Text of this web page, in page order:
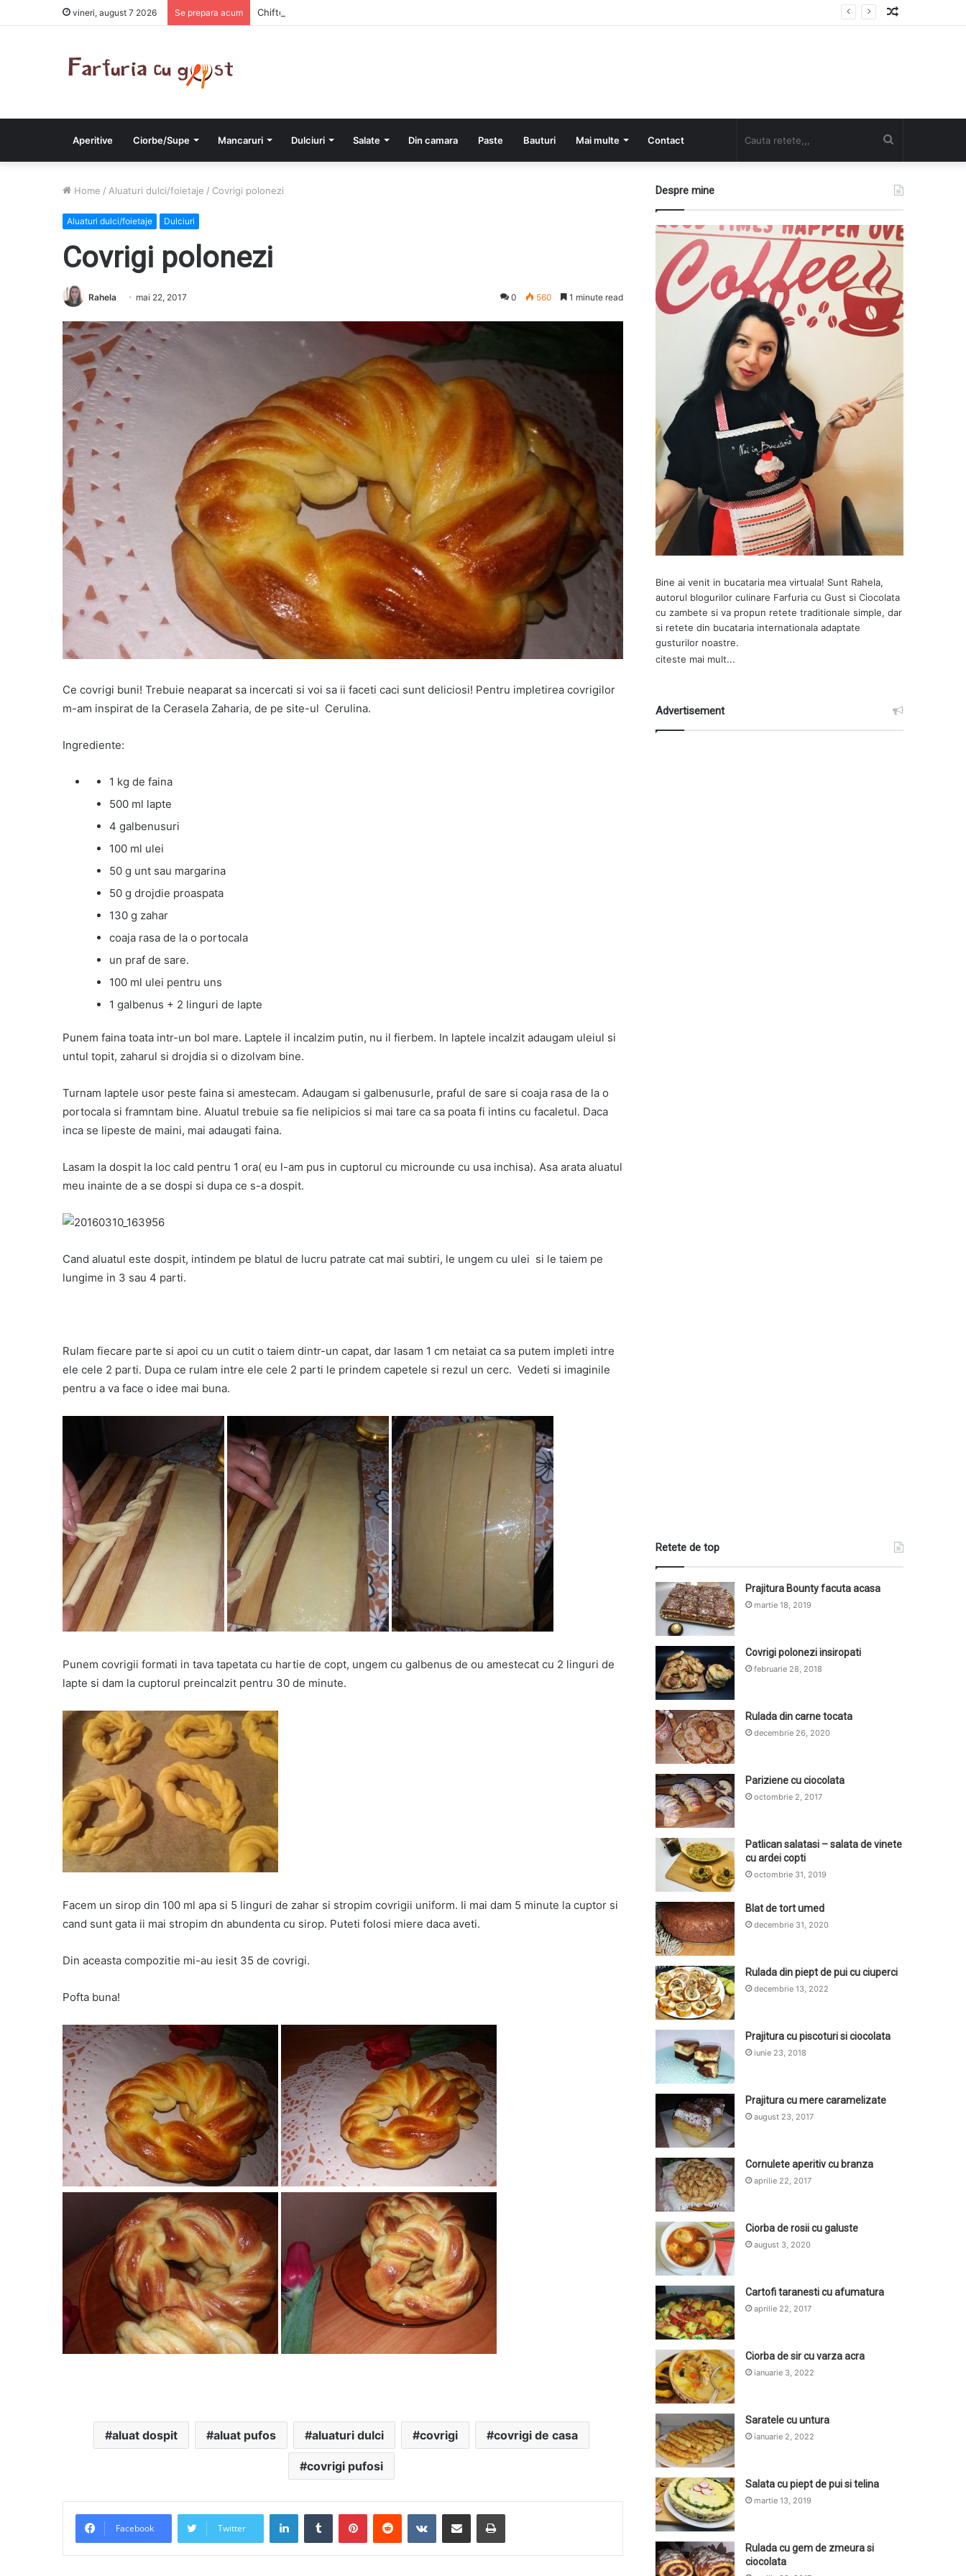
vineri, august 7 2026 Se prepara acum Chiftelute cu cartofi si smantana la cuptor
Aperitive Ciorbe/Supe Mancaruri Dulciuri Salate Din camara Paste Bauturi Mai multe Contact
retete,,,
Home / Aluaturi dulci/foietaje / Covrigi polonezi
Aluaturi dulci/foietaje Dulciuri
Covrigi polonezi
Rahela mai 22, 2017 0 560 1 minute read
Ce covrigi buni! Trebuie neaparat sa incercati si voi sa ii faceti caci sunt deliciosi! Pentru impletirea covrigilor
m-am inspirat de la Cerasela Zaharia, de pe site-ul Cerulina.
Ingrediente:
1 kg de faina
500 ml lapte
4 galbenusuri
100 ml ulei
50 g unt sau margarina
50 g drojdie proaspata
130 g zahar
coaja rasa de la o portocala
un praf de sare.
100 ml ulei pentru uns
1 galbenus + 2 linguri de lapte
Punem faina toata intr-un bol mare. Laptele il incalzim putin, nu il fierbem. In laptele incalzit adaugam uleiul si
untul topit, zaharul si drojdia si o dizolvam bine.
Turnam laptele usor peste faina si amestecam. Adaugam si galbenusurle, praful de sare si coaja rasa de la o
portocala si framntam bine. Aluatul trebuie sa fie nelipicios si mai tare ca sa poata fi intins cu facaletul. Daca
inca se lipeste de maini, mai adaugati faina.
Lasam la dospit la loc cald pentru 1 ora( eu l-am pus in cuptorul cu microunde cu usa inchisa). Asa arata aluatul
meu inainte de a se dospi si dupa ce s-a dospit.
Cand aluatul este dospit, intindem pe blatul de lucru patrate cat mai subtiri, le ungem cu ulei si le taiem pe
lungime in 3 sau 4 parti.
Rulam fiecare parte si apoi cu un cutit o taiem dintr-un capat, dar lasam 1 cm netaiat ca sa putem impleti intre
ele cele 2 parti. Dupa ce rulam intre ele cele 2 parti le prindem capetele si rezul un cerc. Vedeti si imaginile
pentru a va face o idee mai buna.
Punem covrigii formati in tava tapetata cu hartie de copt, ungem cu galbenus de ou amestecat cu 2 linguri de
lapte si dam la cuptorul preincalzit pentru 30 de minute.
Facem un sirop din 100 ml apa si 5 linguri de zahar si stropim covrigii uniform. Ii mai dam 5 minute la cuptor si
cand sunt gata ii mai stropim dn abundenta cu sirop. Puteti folosi miere daca aveti.
Din aceasta compozitie mi-au iesit 35 de covrigi.
Pofta buna!
aluat dospit aluat pufos aluaturi dulci covrigi covrigi de casa
covrigi pufosi
Facebook Twitter
Despre mine
Bine ai venit in bucataria mea virtuala! Sunt Rahela,
autorul blogurilor culinare Farfuria cu Gust siCiocolata
cu zambete si va propun retete traditionale simple, dar
si retete din bucataria internationala adaptate
gusturilor noastre.
citeste mai mult...
Advertisement
Retete de top
Prajitura Bounty facuta acasa
martie 18, 2019
Covrigi polonezi insiropati
februarie 28, 2018
Rulada din carne tocata
decembrie 26, 2020
Pariziene cu ciocolata
octombrie 2, 2017
Patlican salatasi – salata de vinete
cu ardei copti
octombrie 31, 2019
Blat de tort umed
decembrie 31, 2020
Rulada din piept de pui cu ciuperci
decembrie 13, 2022
Prajitura cu piscoturi si ciocolata
iunie 23, 2018
Prajitura cu mere caramelizate
august 23, 2017
Cornulete aperitiv cu branza
aprilie 22, 2017
Ciorba de rosii cu galuste
august 3, 2020
Cartofi taranesti cu afumatura
aprilie 22, 2017
Ciorba de sir cu varza acra
ianuarie 3, 2022
Saratele cu untura
ianuarie 2, 2022
Salata cu piept de pui si telina
martie 13, 2019
Rulada cu gem de zmeura si
ciocolata